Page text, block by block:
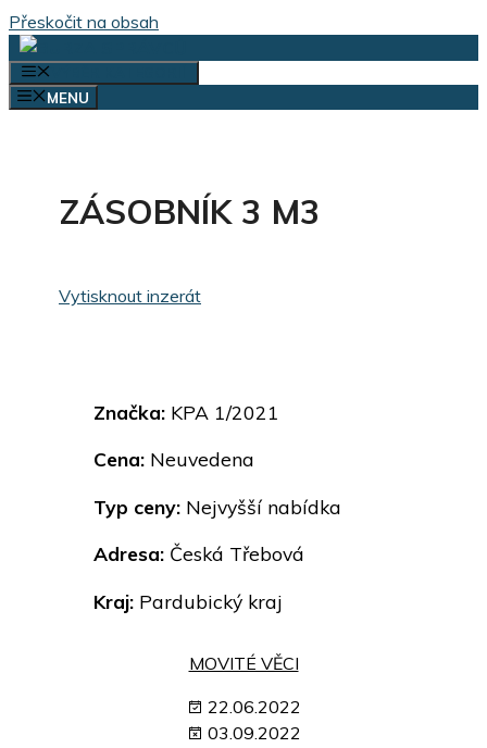
Přeskočit na obsah
MENU
ZÁSOBNÍK 3 M3
Vytisknout inzerát
Značka: KPA 1/2021
Cena: Neuvedena
Typ ceny: Nejvyšší nabídka
Adresa: Česká Třebová
Kraj: Pardubický kraj
MOVITÉ VĚCI
22.06.2022
03.09.2022